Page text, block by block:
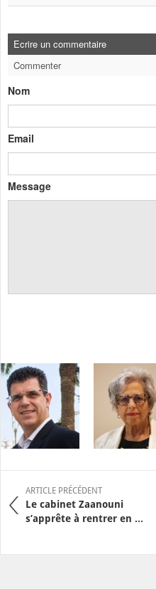
Ecrire un commentaire
Commenter
Nom
Email
Message
ARTICLE PRÉCÉDENT
Le cabinet Zaanouni
s’apprête à rentrer en ...